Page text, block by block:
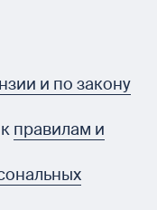
и по закону
правилам и